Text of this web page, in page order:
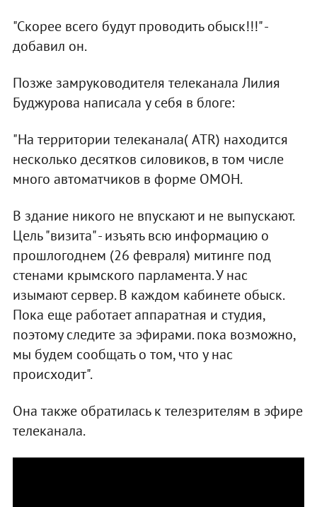
"Скорее всего будут проводить обыск!!!" -
добавил он.
Позже замруководителя телеканала Лилия
Буджурова написала у себя в блоге:
"На территории телеканала( ATR) находится
несколько десятков силовиков, в том числе
много автоматчиков в форме ОМОН.
В здание никого не впускают и не выпускают.
Цель "визита" - изъять всю информацию о
прошлогоднем (26 февраля) митинге под
стенами крымского парламента. У нас
изымают сервер. В каждом кабинете обыск.
Пока еще работает аппаратная и студия,
поэтому следите за эфирами. пока возможно,
мы будем сообщать о том, что у нас
происходит".
Она также обратилась к телезрителям в эфире
телеканала.